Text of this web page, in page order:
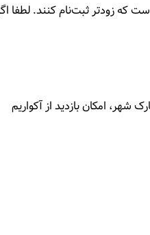
کنند. لطفا اگر دوربین ندارید
شهر، امکان بازدید از آکواریم